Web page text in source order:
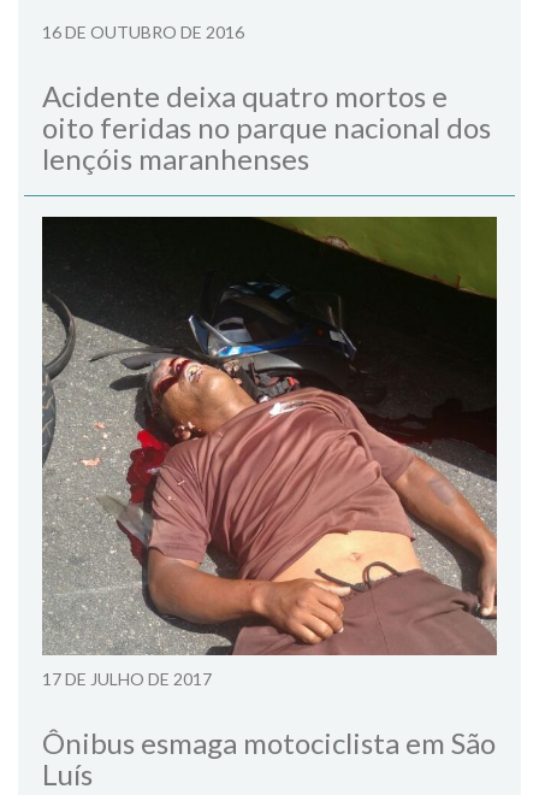
16 DE OUTUBRO DE 2016
Acidente deixa quatro mortos e
oito feridas no parque nacional dos
lençóis maranhenses
17 DE JULHO DE 2017
Ônibus esmaga motociclista em São
Luís